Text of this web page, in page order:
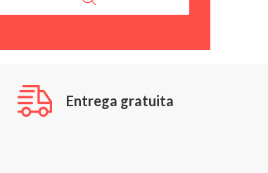
Entrega gratuita